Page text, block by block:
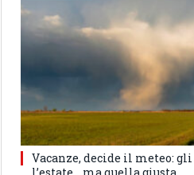
Vacanze, decide il meteo: